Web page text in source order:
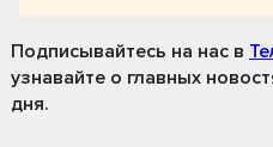
Подписывайтесь на нас в
узнавайте о главных
дня.